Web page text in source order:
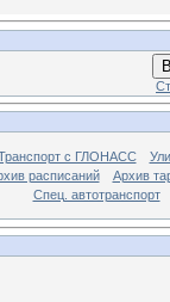
с ГЛОНАСС
расписаний
Архив
Спец. автотранспорт